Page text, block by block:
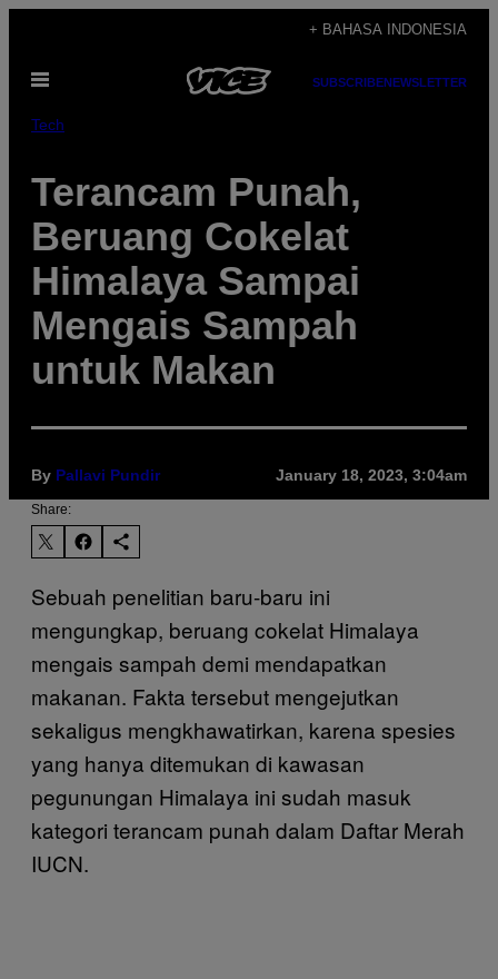
content
+ BAHASA INDONESIA
Open
SUBSCRIBENEWSLETTER
Tech
Terancam Punah,
Beruang Cokelat
Himalaya Sampai
Mengais Sampah
untuk Makan
By Pallavi Pundir January 18, 2023, 3:04am
Share:
Sebuah penelitian baru-baru ini
mengungkap, beruang cokelat Himalaya
mengais sampah demi mendapatkan
makanan. Fakta tersebut mengejutkan
sekaligus mengkhawatirkan, karena spesies
yang hanya ditemukan di kawasan
pegunungan Himalaya ini sudah masuk
kategori terancam punah dalam Daftar Merah
IUCN.